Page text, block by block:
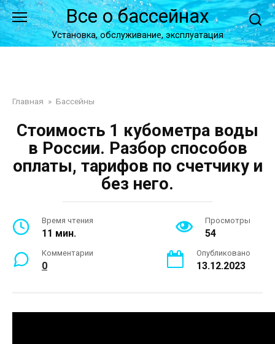
Перейти
к
контенту
Все о бассейнах
Установка, обслуживание, эксплуатация
Главная » Бассейны
Стоимость 1 кубометра воды
в России. Разбор способов
оплаты, тарифов по счетчику и
без него.
Время чтения
11 мин.
Просмотры
54
Комментарии
0
Опубликовано
13.12.2023